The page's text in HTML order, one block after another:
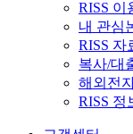
RISS 이
내 관심
RISS 자
복사/대
해외전
RISS 정